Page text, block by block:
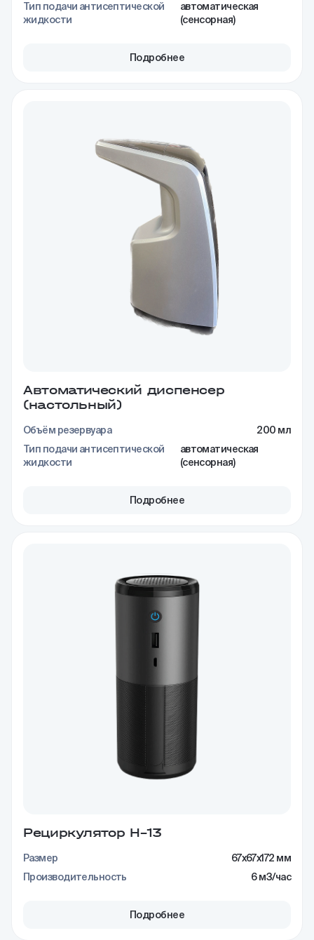
Тип подачи антисептической
жидкости
автоматическая
(сенсорная)
Подробнее
Автоматический диспенсер
(настольный)
Объём резервуара
200 мл
Тип подачи антисептической
жидкости
автоматическая
(сенсорная)
Подробнее
Рециркулятор H–13
Размер
67x67x172 мм
Производительность
6 м3/час
Подробнее